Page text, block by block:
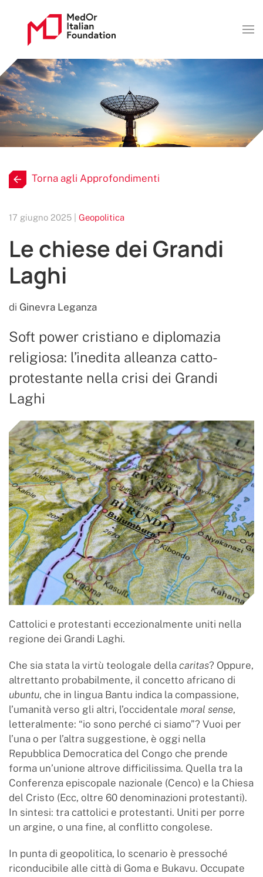
Torna agli Approfondimenti
17 giugno 2025 | Geopolitica
Le chiese dei Grandi
Laghi
di Ginevra Leganza
Soft power cristiano e diplomazia
religiosa: l’inedita alleanza catto-
protestante nella crisi dei Grandi
Laghi
Cattolici e protestanti eccezionalmente uniti nella
regione dei Grandi Laghi.
Che sia stata la virtù teologale della caritas? Oppure,
altrettanto probabilmente, il concetto africano di
ubuntu, che in lingua Bantu indica la compassione,
l’umanità verso gli altri, l’occidentale moral sense,
letteralmente: “io sono perché ci siamo”? Vuoi per
l’una o per l’altra suggestione, è oggi nella
Repubblica Democratica del Congo che prende
forma un’unione altrove difficilissima. Quella tra la
Conferenza episcopale nazionale (Cenco) e la Chiesa
del Cristo (Ecc, oltre 60 denominazioni protestanti).
In sintesi: tra cattolici e protestanti. Uniti per porre
un argine, o una fine, al conflitto congolese.
In punta di geopolitica, lo scenario è pressoché
riconducibile alle città di Goma e Bukavu. Occupate